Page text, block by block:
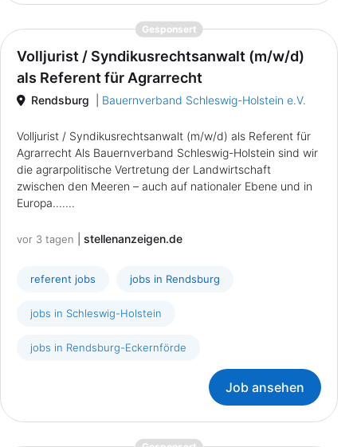
Gesponsert{prompt.job}
Volljurist / Syndikusrechtsanwalt (m/w/d)
als Referent für Agrarrecht
Rendsburg Bauernverband Schleswig-Holstein e.V.
Volljurist / Syndikusrechtsanwalt (m/w/d) als Referent für
Agrarrecht Als Bauernverband Schleswig-Holstein sind wir
die agrarpolitische Vertretung der Landwirtschaft
zwischen den Meeren – auch auf nationaler Ebene und in
Europa.......
vor 3 tagen stellenanzeigen.de
referent jobs jobs in Rendsburg
jobs in Schleswig-Holstein
jobs in Rendsburg-Eckernförde
Job ansehen